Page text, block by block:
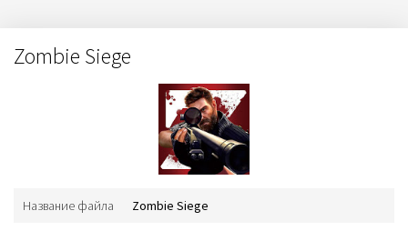
Zombie Siege
Название файла Zombie Siege